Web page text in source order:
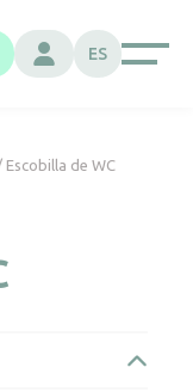
ES
Escobilla de WC